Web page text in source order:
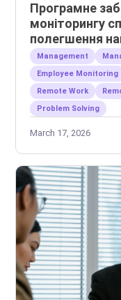
Програмне
моніторингу
полегшення
кадрів та
командами
Management
Employee Monitoring
Remote Work
Problem Solving
March 17, 2026